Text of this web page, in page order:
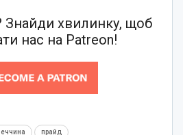
Знайди хвилинку, щоб
нас на Patreon!
прайд